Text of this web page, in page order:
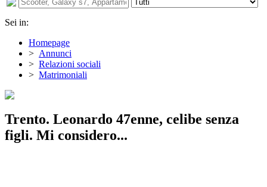
Sei in:
Homepage
> Annunci
> Relazioni sociali
> Matrimoniali
Trento. Leonardo 47enne, celibe senza
figli. Mi considero...